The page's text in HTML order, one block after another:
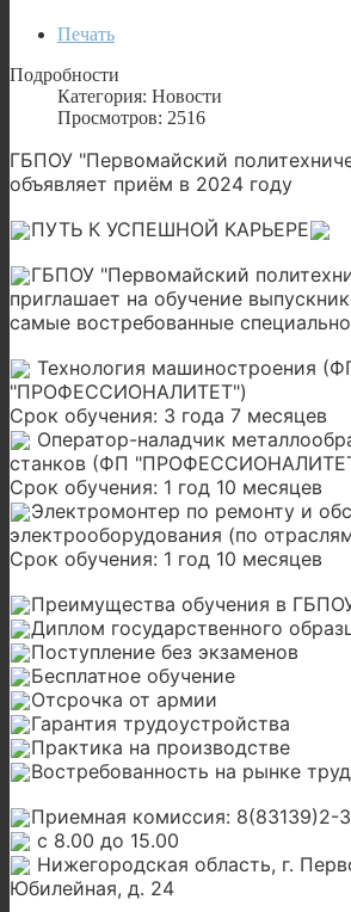
Печать
Подробности
Категория: Новости
Просмотров: 2516
ГБПОУ "Первомайский
объявляет приём в 2024 году
ПУТЬ К УСПЕШНОЙ КАРЬЕРЕ
ГБПОУ "Первомайский
приглашает на обучение
самые востребованные
Технология машиностроения
"ПРОФЕССИОНАЛИТЕТ")
Срок обучения: 3 года 7 месяцев
Оператор-наладчик
станков (ФП
Срок обучения: 1 год 10 месяцев
Электромонтер по ремонту и
электрооборудования (по
Срок обучения: 1 год 10 месяцев
Преимущества обучения в
Диплом государственного
Поступление без экзаменов
Бесплатное обучение
Отсрочка от армии
Гарантия трудоустройства
Практика на производстве
Востребованность на рынке
Приемная комиссия: 8(83139)2-
с 8.00 до 15.00
Нижегородская область, г.
Юбилейная, д. 24